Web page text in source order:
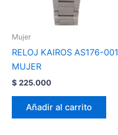
Mujer
RELOJ KAIROS AS176-001
MUJER
$ 225.000
Añadir al carrito